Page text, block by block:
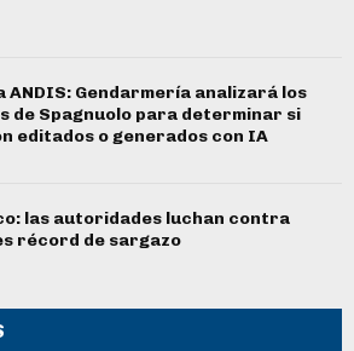
ANDIS: Gendarmería analizará los
de Spagnuolo para determinar si
editados o generados con IA
las autoridades luchan contra
récord de sargazo